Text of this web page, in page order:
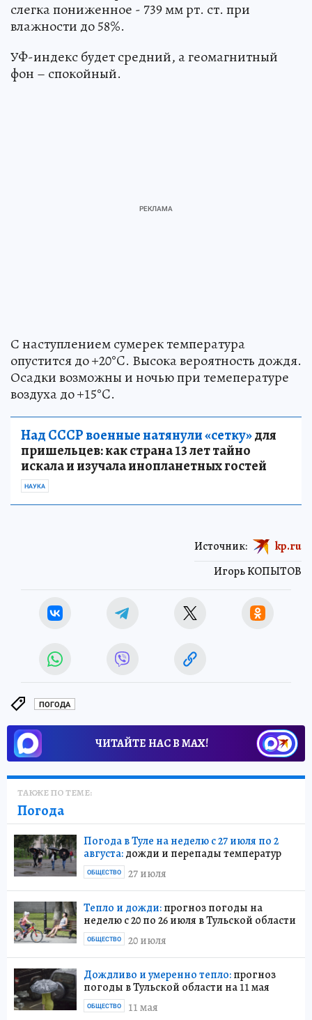
слегка пониженное - 739 мм рт. ст. при
влажности до 58%.
УФ-индекс будет средний, а геомагнитный
фон – спокойный.
С наступлением сумерек температура
опустится до +20°C. Высока вероятность дождя.
Осадки возможны и ночью при темепературе
воздуха до +15°C.
Над СССР военные натянули «сетку»для
пришельцев: как страна 13 лет тайно
искала и изучала инопланетных гостей
НАУКА
Игорь КОПЫТОВ
Источник: kp.ru
ПОГОДА
ЧИТАЙТЕ НАС В МАХ!
ТАКЖЕ ПО ТЕМЕ:
Погода
Погода в Туле на неделю с 27 июля по 2
августа:дожди и перепады температур
27 июля
ОБЩЕСТВО
Тепло и дожди:прогноз погоды на
неделю с 20 по 26 июля в Тульской области
20 июля
ОБЩЕСТВО
Дождливо и умеренно тепло:прогноз
погоды в Тульской области на 11 мая
11 мая
ОБЩЕСТВО